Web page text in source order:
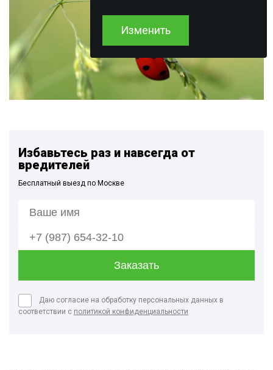
Изменить
Избавьтесь раз и навсегда от
вредителей
Бесплатный выезд по Москве
Даю согласие на обработку персональных данных в
соответствии с политикой конфиденциальности